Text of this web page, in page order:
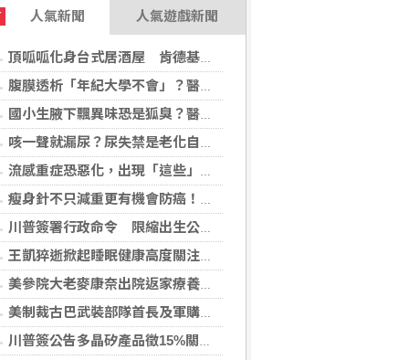
人氣新聞 人氣遊戲新聞
頂呱呱化身台式居酒屋 肯德基聯名EVA攻漫迷
腹膜透析「年紀大學不會」？醫：年齡並非限制 評估還要看3面向
國小生腋下飄異味恐是狐臭？醫：若伴青春期徵象應評估性早熟
咳一聲就漏尿？尿失禁是老化自然現象？醫揭：不同尿失禁的治療方式
流感重症恐惡化，出現「這些」症狀別再等！醫籲：別因非流感季就掉以輕心
瘦身針不只減重更有機會防癌！無糖尿病肥胖者使用GLP-1藥物 罹癌風險顯著下降
川普簽署行政命令 限縮出生公民權並禁生育旅遊
王凱猝逝掀起睡眠健康高度關注！醫籲：最危險的不是熬夜，而是「這個」錯覺
美參院大老麥康奈出院返家療養 未透露何時重返國會
美制裁古巴武裝部隊首長及軍購網絡 駐中俄武官在列
川普簽公告多晶矽產品徵15%關稅 設定最低進口價